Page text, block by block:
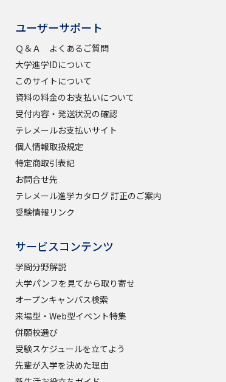
ユーザーサポート
Ｑ＆Ａ よくあるご質問
大学進学IDについて
このサイトについて
資料の料金のお支払いについて
受付内容・発送状況の確認
テレメールお支払いサイト
個人情報取扱規定
特定商取引表記
お問合せ先
テレメール進学カタログ 訂正のご案内
受験情報リンク
サービスコンテンツ
学問分野解説
大学パンフを見てから取り寄せ
オープンキャンパス検索
来場型・Web型イベント特集
併願校選び
受験スケジュールを立てよう
先輩が入学を決めた理由